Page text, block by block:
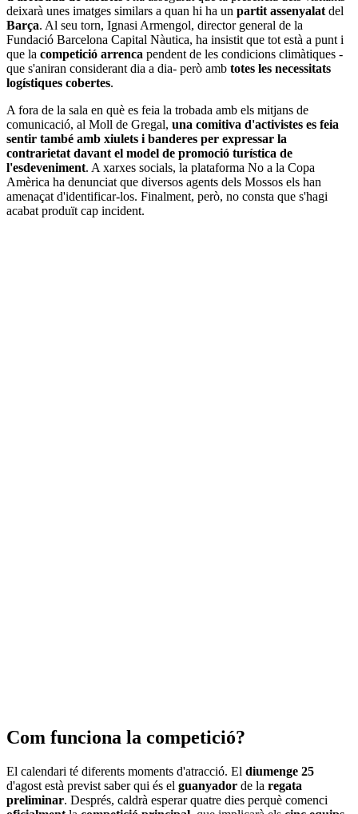
deixarà unes imatges similars a quan hi ha un partit assenyalat del
Barça. Al seu torn, Ignasi Armengol, director general de la
Fundació Barcelona Capital Nàutica, ha insistit que tot està a punt i
que la competició arrenca pendent de les condicions climàtiques -
que s'aniran considerant dia a dia- però amb totes les necessitats
logístiques cobertes.
A fora de la sala en què es feia la trobada amb els mitjans de
comunicació, al Moll de Gregal, una comitiva d'activistes es feia
sentir també amb xiulets i banderes per expressar la
contrarietat davant el model de promoció turística de
l'esdeveniment. A xarxes socials, la plataforma No a la Copa
Amèrica ha denunciat que diversos agents dels Mossos els han
amenaçat d'identificar-los. Finalment, però, no consta que s'hagi
acabat produït cap incident.
Com funciona la competició?
El calendari té diferents moments d'atracció. El diumenge 25
d'agost està previst saber qui és el guanyador de la regata
preliminar. Després, caldrà esperar quatre dies perquè comenci